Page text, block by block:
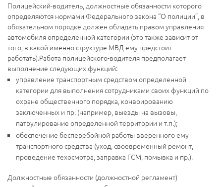
Полицейский-водитель, должностные обязанности которого
определяются нормами Федерального закона “О полиции”, в
обязательном порядке должен обладать правом управления
автомобиля определенной категории (это также зависит от
того, в какой именно структуре МВД ему предстоит
работать).Работа полицейского-водителя предполагает
выполнение следующих функций:
управление транспортным средством определенной
категории для выполнения сотрудниками своих функций по
охране общественного порядка, конвоированию
заключенных и пр. (например, выезды на вызовы,
патрулирование определенной территории и т.п.);
обеспечение бесперебойной работы вверенного ему
транспортного средства (уход, своевременный ремонт,
проведение техосмотра, заправка ГСМ, помывка и пр.).
Должностные обязанности (должностной регламент)